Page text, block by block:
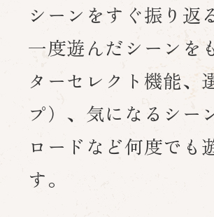
シーンをすぐ振り返
一度遊んだシーンを
ターセレクト機能、
プ）、気になるシー
ロードなど何度でも
す。